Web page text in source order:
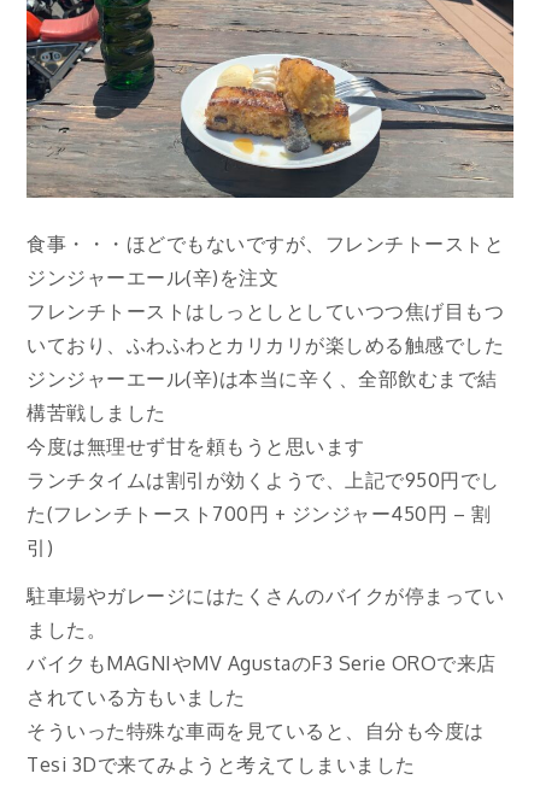
食事・・・ほどでもないですが、フレンチトーストと
ジンジャーエール(辛)を注文
フレンチトーストはしっとしとしていつつ焦げ目もつ
いており、ふわふわとカリカリが楽しめる触感でした
ジンジャーエール(辛)は本当に辛く、全部飲むまで結
構苦戦しました
今度は無理せず甘を頼もうと思います
ランチタイムは割引が効くようで、上記で950円でし
た(フレンチトースト700円 + ジンジャー450円 – 割
引)
駐車場やガレージにはたくさんのバイクが停まってい
ました。
バイクもMAGNIやMV AgustaのF3 Serie OROで来店
されている方もいました
そういった特殊な車両を見ていると、自分も今度は
Tesi 3Dで来てみようと考えてしまいました